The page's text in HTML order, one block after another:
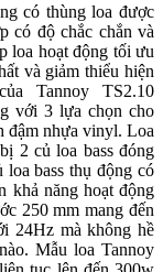
có thùng loa được
có độ chắc chắn và
loa hoạt động tối ưu
và giảm thiểu hiện
Tannoy TS2.10
với 3 lựa chọn cho
đậm nhựa vinyl. Loa
2 củ loa bass đóng
bass thụ động có
khả năng hoạt động
250 mm mang đến
24Hz mà không hề
Mẫu loa Tannoy